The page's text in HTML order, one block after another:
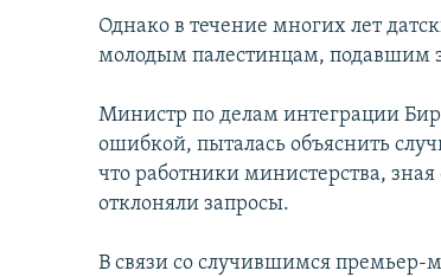
İZ - MƏDƏNIYYƏT PROQRAMI
XƏBƏR BÜLLETENLƏRIMIZ
Однако в течение многих лет
молодым палестинцам, подавшим
Министр по делам интеграции
ошибкой, пыталась объяснить
что работники министерства,
отклоняли запросы.
В связи со случившимся